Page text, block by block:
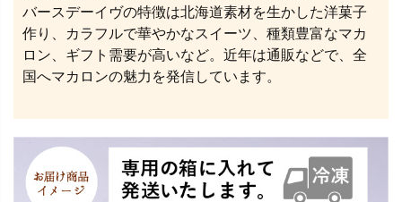
バースデーイヴの特徴は北海道素材を生かした洋菓子
作り、カラフルで華やかなスイーツ、種類豊富なマカ
ロン、ギフト需要が高いなど。近年は通販などで、全
国へマカロンの魅力を発信しています。